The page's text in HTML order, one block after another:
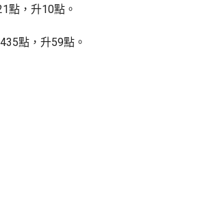
點，升10點。
點，升59點。